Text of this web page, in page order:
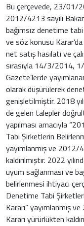
Bu çerçevede, 23/01/
2012/4213 sayılı
bağımsız denetime
ve söz konusu
net satış hasılatı ve
sırasıyla 14/3/2014,
Gazete’lerde
olarak düşürülerek
genişletilmiştir. 2018
de gelen talepler
yapılması amacıyla
Tabi Şirketlerin
yayımlanmış ve 2012/
kaldırılmıştır. 2022
uyum sağlanması ve
belirlenmesi ihtiyacı
Denetime Tabi
Kararı” yayımlanmış
Kararı yürürlükten